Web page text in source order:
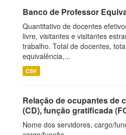
Banco de Professor
Quantitativo de docentes
livre, visitantes e visitantes
trabalho. Total de docentes,
equivalência,...
CSV
Relação de ocupantes de
(CD), função gratificada
Nome dos servidores, cargo/